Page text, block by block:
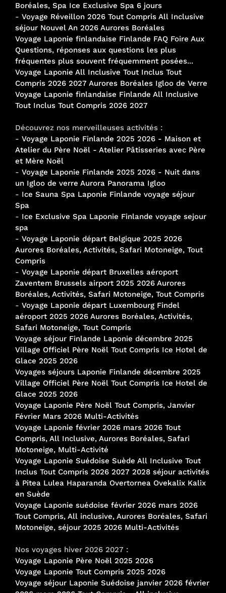
Boréales, Spa Ice Exclusive Spa 6 jours
- Voyage Réveillon 2026 Tout Compris All Inclusive
séjour Nouvel An 2026 Aurores Boréales
Voyage Laponie finlandaise Finlande FAQ Foire Aux
Questions, réponses aux questions les plus
fréquentes plus souvent fréquemment posées...
Voyage Laponie All Inclusive Tout Inclus Tout
Compris 2026 2027 Aurores Boréales Igloo de Verre
Voyage Laponie finlandaise Finlande All Inclusive
Tout Inclus Tout Compris 2026 2027
Découvrez nos merveilleuses activités :
- Voyage Laponie Finlande 2025 2026 - Maison et
Atelier du Père Noël - Atelier Pâtisseries avec Père
et Mère Noël
- Voyage Laponie Finlande 2025 2026 - Nuit dans
un Igloo de verre Aurora Panorama Igloo
- Ice Sauna Spa Laponie Finlande voyage séjour
Spa
- Ice Exclusive Spa Laponie Finlande voyage sejour
spa
- Voyage Laponie départ Belgique 2025 2026
Aurores Boréales, Activités, Safari Motoneige, Tout
Compris
- Voyage Laponie départ Bruxelles aéroport
Zaventem Brussels airport 2025 2026 Aurores
Boréales, Activités, Safari Motoneige, Tout Compris
- Voyage Laponie départ Luxembourg Findel
aéroport 2025 2026 Aurores Boréales, Activités,
Safari Motoneige, Tout Compris
Voyage séjour Finlande Laponie décembre 2025
Village Officiel Père Noël Tout Compris Ice Hotel de
Glace 2025 2026
Voyages séjours Laponie Finlande décembre 2025
Village Officiel Père Noël Tout Compris Ice Hotel de
Glace 2025 2026
Voyage Laponie Père Noël Tout Compris, Janvier
Février Mars 2026 Multi-Activités
Voyage Laponie février 2026 mars 2026 Tout
Compris, All Inclusive, Aurores Boréales, Safari
Motoneige, Multi-Activité
Voyage Laponie Suédoise Suède All Inclusive Tout
Inclus Tout Compris 2026 2027 2028 séjour activités
à Pitea Lulea Haparanda Overtornea Ovekalix Kalix
en Suède
Voyage Laponie suédoise février 2026 mars 2026
Tout Compris, All inclusive, Aurores Boréales, Safari
Motoneige, séjour 2025 2026 Multi-Activités
Nos voyages hiver 2026 2027 :
Voyage Laponie Père Noël 2025 2026
Voyage Laponie Tout Compris 2025 2026
Voyage séjour Laponie Suédoise janvier 2026 février